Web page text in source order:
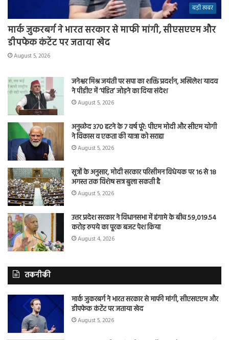
बड़ी खबर
मार्क जुकरबर्ग ने भारत सरकार से माफी मांगी, सीएसएएम और
डीपफेक कंटेंट पर जताया खेद
August 5, 2026
जनेश्वर मिश्र जयंती पर सपा का शक्ति प्रदर्शन, अखिलेश यादव
ने पीडीए में ‘पंडित’ जोड़ने का दिया संदेश
August 5, 2026
अनुच्छेद 370 हटने के 7 वर्ष पूरे: पीएम मोदी और सीएम योगी
ने विकास व एकता की यात्रा को सराहा
August 5, 2026
सूत्रों के अनुसार, मोदी सरकार परिसीमन विधेयक पर 16 से 18
अगस्त तक विशेष सत्र बुला सकती है
August 5, 2026
उत्तर प्रदेश सरकार ने विधानसभा में हंगामे के बीच 59,019.54
करोड़ रुपये का पूरक बजट पेश किया
August 4, 2026
तकनीकी
मार्क जुकरबर्ग ने भारत सरकार से माफी मांगी, सीएसएएम और
डीपफेक कंटेंट पर जताया खेद
August 5, 2026